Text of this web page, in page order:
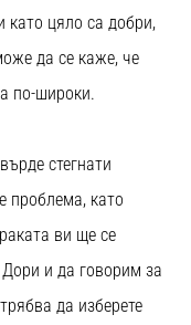
като цяло са добри,
да се каже, че
по-широки.
стегнати
проблема, като
ви ще се
и да говорим за
да изберете